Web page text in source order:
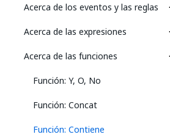
Acerca de los eventos y las reglas
Acerca de las expresiones
Acerca de las funciones
Función: Y, O, No
Función: Concat
Función: Contiene